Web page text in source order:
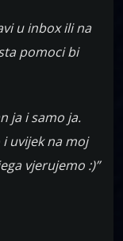
u inbox ili na
pomoci bi
ja i samo ja.
i uvijek na moj
vjerujemo :)”